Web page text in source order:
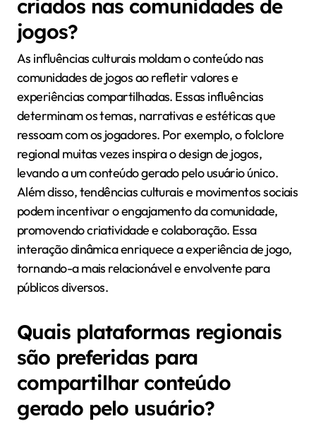
criados nas comunidades de
jogos?
As influências culturais moldam o conteúdo nas
comunidades de jogos ao refletir valores e
experiências compartilhadas. Essas influências
determinam os temas, narrativas e estéticas que
ressoam com os jogadores. Por exemplo, o folclore
regional muitas vezes inspira o design de jogos,
levando a um conteúdo gerado pelo usuário único.
Além disso, tendências culturais e movimentos sociais
podem incentivar o engajamento da comunidade,
promovendo criatividade e colaboração. Essa
interação dinâmica enriquece a experiência de jogo,
tornando-a mais relacionável e envolvente para
públicos diversos.
Quais plataformas regionais
são preferidas para
compartilhar conteúdo
gerado pelo usuário?